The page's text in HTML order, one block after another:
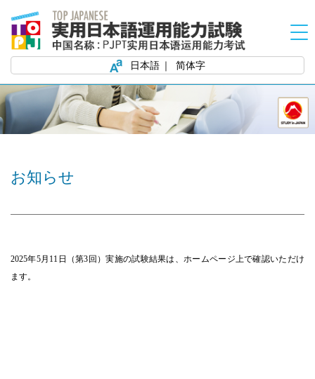
日本語 简体字
お知らせ
2025年5月11日（第3回）実施の試験結果は、ホームページ上で確認いただけ
ます。